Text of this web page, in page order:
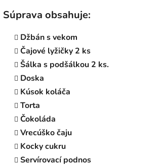
z
hviezdičiek.
Súprava obsahuje:
Džbán s vekom
Čajové lyžičky 2 ks
Šálka s podšálkou 2 ks.
Doska
Kúsok koláča
Torta
Čokoláda
Vrecúško čaju
Kocky cukru
Servírovací podnos